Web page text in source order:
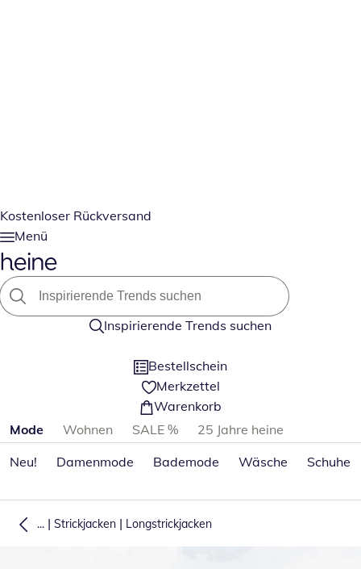
Kostenloser Rückversand
Menü
Inspirierende Trends suchen
Bestellschein
Merkzettel
Warenkorb
Produktkategorien überspringen
Mode Wohnen SALE %
25 Jahre heine
Neu!
Damenmode Bademode Wäsche Schuhe
... | Strickjacken | Longstrickjacken